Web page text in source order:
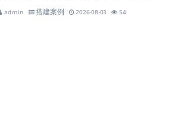
admin 搭建案例 2026-08-03 54